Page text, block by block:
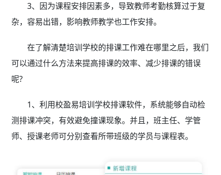
3、因为课程安排因素多，导致教师考勤核算过于复
杂，容易出错，影响教师教学也工作安排。
在了解清楚培训学校的排课工作难在哪里之后，我们
可以通过什么方法来提高排课的效率、减少排课的错误
呢?
1、利用校盈易培训学校排课软件，系统能够自动检
测排课冲突，有效避免撞课现象。并且，班主任、学管
师、授课老师可分别查看所带班级的学员与课程表。